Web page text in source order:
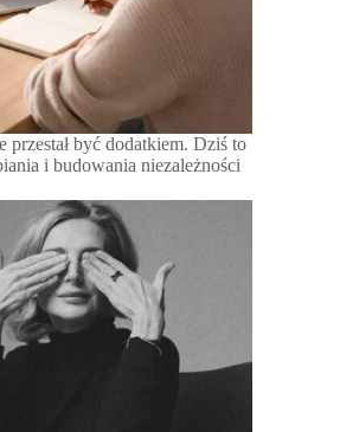
przestał być dodatkiem. Dziś to
i budowania niezależności